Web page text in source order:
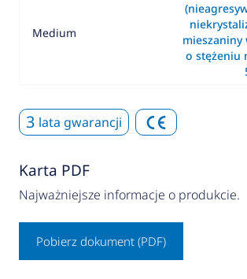
Medium
o stężeniu
3 lata gwarancji
Karta PDF
Najważniejsze informacje o produkcie.
Pobierz dokument (PDF)